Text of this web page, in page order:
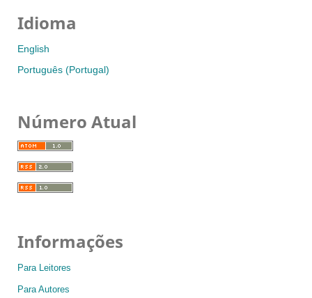
Idioma
English
Português (Portugal)
Número Atual
Informações
Para Leitores
Para Autores